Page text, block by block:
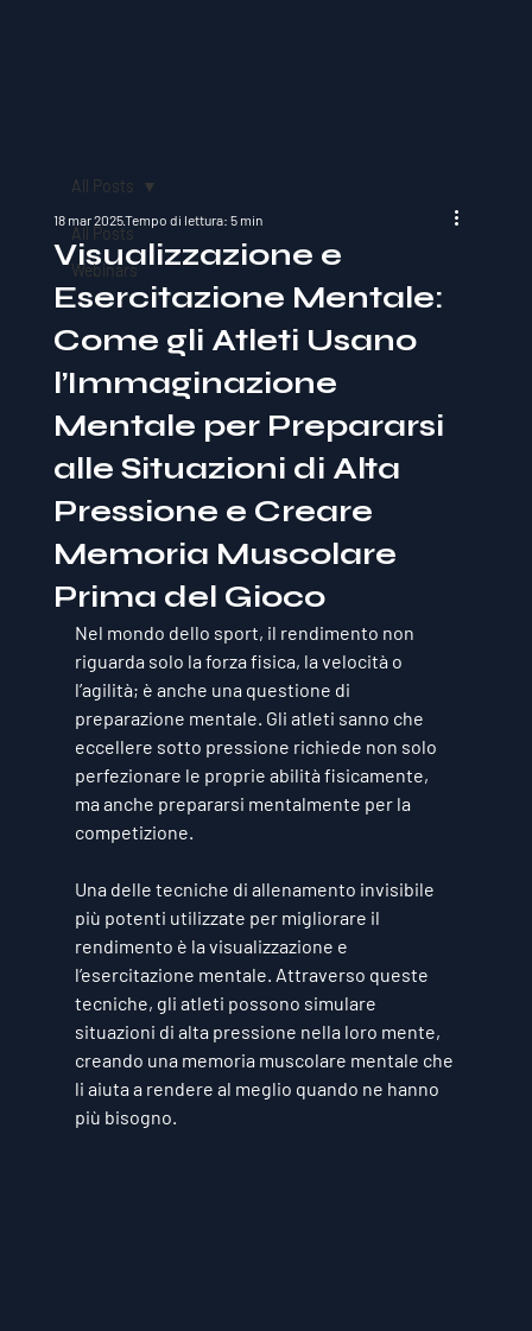
All Posts
Webinars
All Posts
Visualizzazione e
Esercitazione Mentale:
Come gli Atleti Usano
l’Immaginazione
Mentale per Prepararsi
alle Situazioni di Alta
Pressione e Creare
Memoria Muscolare
Prima del Gioco
18 mar 2025Tempo di lettura: 5 min
Nel mondo dello sport, il rendimento non
riguarda solo la forza fisica, la velocità o
l’agilità; è anche una questione di
preparazione mentale. Gli atleti sanno che
eccellere sotto pressione richiede non solo
perfezionare le proprie abilità fisicamente,
ma anche prepararsi mentalmente per la
competizione.
Una delle tecniche di allenamento invisibile
più potenti utilizzate per migliorare il
rendimento è la visualizzazione e
l’esercitazione mentale. Attraverso queste
tecniche, gli atleti possono simulare
situazioni di alta pressione nella loro mente,
creando una memoria muscolare mentale che
li aiuta a rendere al meglio quando ne hanno
più bisogno.